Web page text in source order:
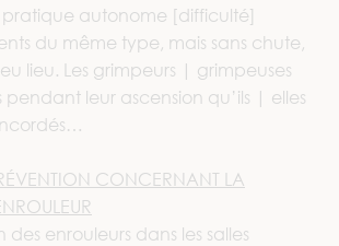
autonome [difficulté]
du même type, mais sans chute,
lieu. Les grimpeurs | grimpeuses
pendant leur ascension qu’ils | elles
CONCERNANT LA
des enrouleurs dans les salles